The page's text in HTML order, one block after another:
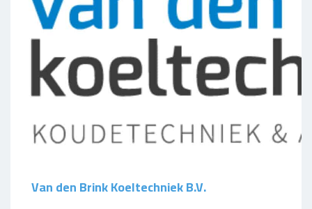
Van den Brink Koeltechniek B.V.